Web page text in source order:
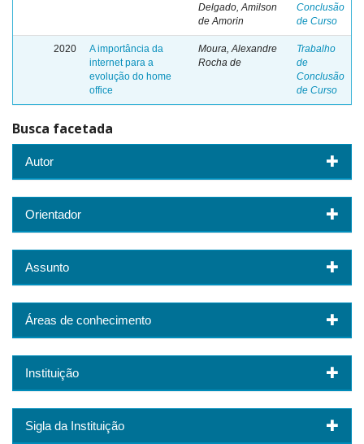
Delgado, Amilson
de Amorin
Conclusão
de Curso
2020
A importância da
internet para a
evolução do home
office
Moura, Alexandre
Rocha de
Trabalho
de
Conclusão
de Curso
Busca facetada
Autor
Orientador
Assunto
Áreas de conhecimento
Instituição
Sigla da Instituição